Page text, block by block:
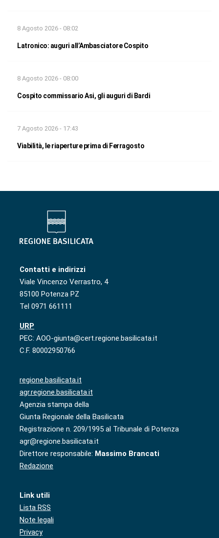
8 Agosto 2026 - 08:02
Latronico: auguri all’Ambasciatore Cospito
8 Agosto 2026 - 08:00
Cospito commissario Asi, gli auguri di Bardi
7 Agosto 2026 - 17:43
Viabilità, le riaperture prima di Ferragosto
Contatti e indirizzi
Viale Vincenzo Verrastro, 4
85100 Potenza PZ
Tel 0971 661111
URP
PEC: AOO-giunta@cert.regione.basilicata.it
C.F. 80002950766
regione.basilicata.it
agr.regione.basilicata.it
Agenzia stampa della
Giunta Regionale della Basilicata
Registrazione n. 209/1995 al Tribunale di Potenza
agr@regione.basilicata.it
Direttore responsabile: Massimo Brancati
Redazione
Link utili
Lista RSS
Note legali
Privacy